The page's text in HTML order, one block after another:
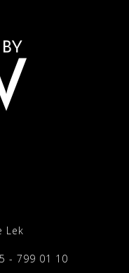
Lek
- 799 01 10